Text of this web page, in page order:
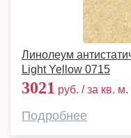
Линолеум
Light Yellow 0715
3021 руб. / за кв. м.
Подробнее